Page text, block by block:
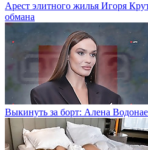
Арест элитного жилья Игоря
обмана
Выкинуть за борт: Алена